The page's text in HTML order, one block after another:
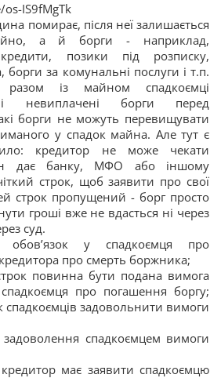
IS9fMgTk
помирає, після неї залишається
а й борги - наприклад,
позики під розписку,
борги за комунальні послуги і т.п.
із майном спадкоємці
невиплачені борги перед
борги не можуть перевищувати
у спадок майна. Але тут є
кредитор не може чекати
дає банку, МФО або іншому
строк, щоб заявити про свої
строк пропущений - борг просто
гроші вже не вдасться ні через
суд.
у спадкоємця про
про смерть боржника;
повинна бути подана вимога
про погашення боргу;
спадкоємців задовольнити вимоги
спадкоємцем вимоги
має заявити спадкоємцю